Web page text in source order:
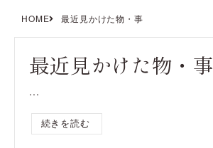
HOME 最近見かけた物・事
最近見かけた物・事
...
続きを読む